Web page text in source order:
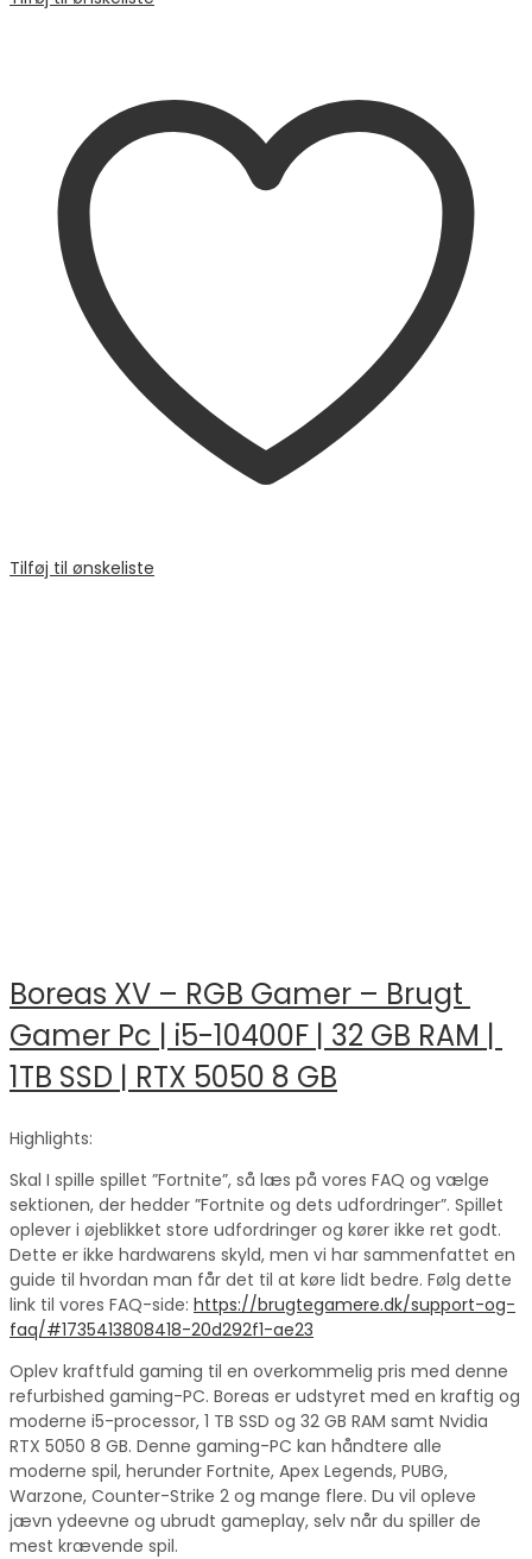
Tilføj til ønskeliste
Boreas XV – RGB Gamer – Brugt
Gamer Pc | i5-10400F | 32 GB RAM |
1TB SSD | RTX 5050 8 GB
Highlights:
Skal I spille spillet ”Fortnite”, så læs på vores FAQ og vælge
sektionen, der hedder ”Fortnite og dets udfordringer”. Spillet
oplever i øjeblikket store udfordringer og kører ikke ret godt.
Dette er ikke hardwarens skyld, men vi har sammenfattet en
guide til hvordan man får det til at køre lidt bedre. Følg dette
link til vores FAQ-side: https://brugtegamere.dk/support-og-
faq/#1735413808418-20d292f1-ae23
Oplev kraftfuld gaming til en overkommelig pris med denne
refurbished gaming-PC. Boreas er udstyret med en kraftig og
moderne i5-processor, 1 TB SSD og 32 GB RAM samt Nvidia
RTX 5050 8 GB. Denne gaming-PC kan håndtere alle
moderne spil, herunder Fortnite, Apex Legends, PUBG,
Warzone, Counter-Strike 2 og mange flere. Du vil opleve
jævn ydeevne og ubrudt gameplay, selv når du spiller de
mest krævende spil.